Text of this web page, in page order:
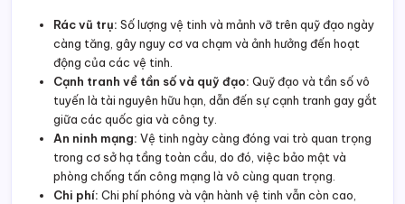
Rác vũ trụ: Số lượng vệ tinh và mảnh vỡ trên quỹ đạo ngày
càng tăng, gây nguy cơ va chạm và ảnh hưởng đến hoạt
động của các vệ tinh.
Cạnh tranh về tần số và quỹ đạo: Quỹ đạo và tần số vô
tuyến là tài nguyên hữu hạn, dẫn đến sự cạnh tranh gay gắt
giữa các quốc gia và công ty.
An ninh mạng: Vệ tinh ngày càng đóng vai trò quan trọng
trong cơ sở hạ tầng toàn cầu, do đó, việc bảo mật và
phòng chống tấn công mạng là vô cùng quan trọng.
Chi phí: Chi phí phóng và vận hành vệ tinh vẫn còn cao,